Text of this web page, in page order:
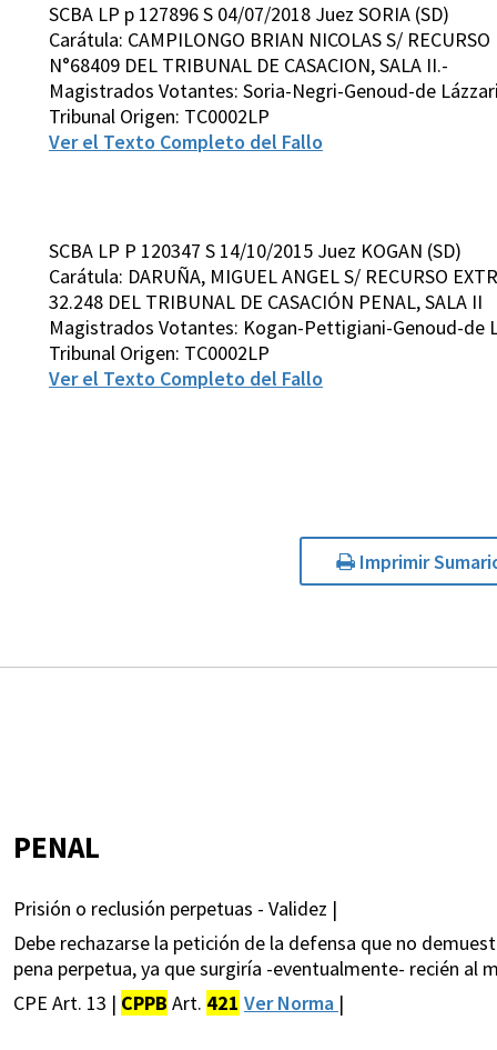
SCBA LP p 127896 S 04/07/2018 Juez SORIA (SD)
Carátula: CAMPILONGO BRIAN NICOLAS S/
N°68409 DEL TRIBUNAL DE CASACION, SALA II.-
Magistrados Votantes: Soria-Negri-Genoud-de
Tribunal Origen: TC0002LP
Ver el Texto Completo del Fallo
SCBA LP P 120347 S 14/10/2015 Juez KOGAN (SD)
Carátula: DARUÑA, MIGUEL ANGEL S/ RECURSO
32.248 DEL TRIBUNAL DE CASACIÓN PENAL, SALA II
Magistrados Votantes: Kogan-Pettigiani-Genoud-de
Tribunal Origen: TC0002LP
Ver el Texto Completo del Fallo
Imprimir
PENAL
Prisión o reclusión perpetuas - Validez |
Debe rechazarse la petición de la defensa que no
pena perpetua, ya que surgiría -­eventualmente- recién al
CPE Art. 13 | CPPB Art. 421 Ver Norma |